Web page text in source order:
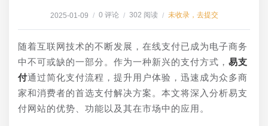
2025-01-09 / 0 评论 / 302 阅读 / 未收录，去提交
随着互联网技术的不断发展，在线支付已成为电子商务
中不可或缺的一部分。作为一种新兴的支付方式， 易支
付通过简化支付流程，提升用户体验，迅速成为众多商
家和消费者的首选支付解决方案。本文将深入分析易支
付网站的优势、功能以及其在市场中的应用。